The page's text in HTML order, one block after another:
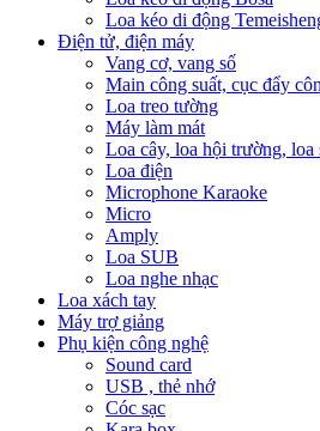
Loa kéo di động
Điện tử, điện máy
Vang cơ, vang số
Main công suất, cục đẩy
Loa treo tường
Máy làm mát
Loa cây, loa hội trường, loa
Loa điện
Microphone Karaoke
Micro
Amply
Loa SUB
Loa nghe nhạc
Loa xách tay
Máy trợ giảng
Phụ kiện công nghệ
Sound card
USB , thẻ nhớ
Cóc sạc